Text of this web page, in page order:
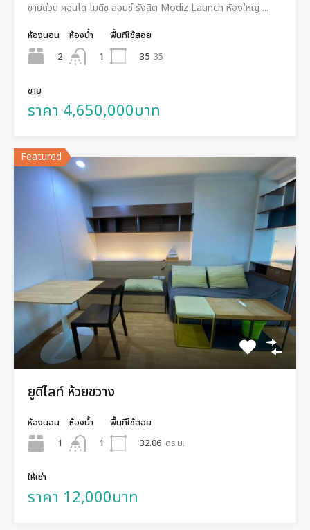
ขายด่วน คอนโด โมดิซ ลอนซ์ รังสิต Modiz Launch ห้องใหญ่ ...
ห้องนอน
2
ห้องน้ำ
1
พื้นทีใช้สอย
35 35
ขาย
ราคา 4,650,000บาท
Featured
ยูดีไลท์ ห้วยขวาง
ห้องนอน
1
ห้องน้ำ
1
พื้นทีใช้สอย
32.06 ตร.ม.
ให้เช่า
ราคา 12,000บาท